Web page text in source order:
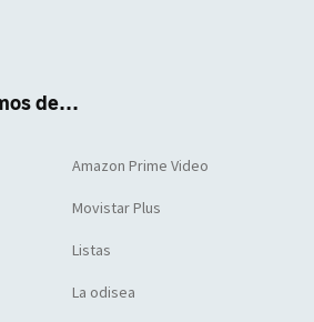
de...
Amazon Prime Video
Movistar Plus
Listas
La odisea